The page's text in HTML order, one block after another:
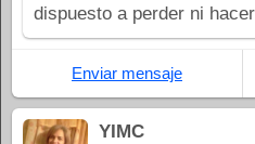
dispuesto a perder ni
Enviar mensaje
YIMC